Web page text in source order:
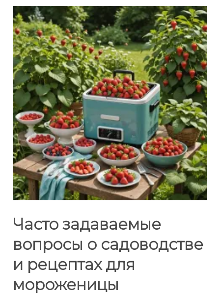
Часто задаваемые
вопросы о садоводстве
и рецептах для
мороженицы